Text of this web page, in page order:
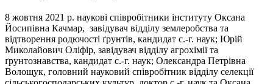
8 жовтня 2021 р. наукові співробітники інституту Оксана
Йосипівна Качмар, завідувач відділу землеробства та
відтворення родючості ґрунтів, кандидат с.-г. наук; Юрій
Миколайович Оліфір, завідувач відділу агрохімії та
ґрунтознавства, кандидат с.-г. наук; Олександра Петрівна
Волощук, головний науковий співробітник відділу селекції